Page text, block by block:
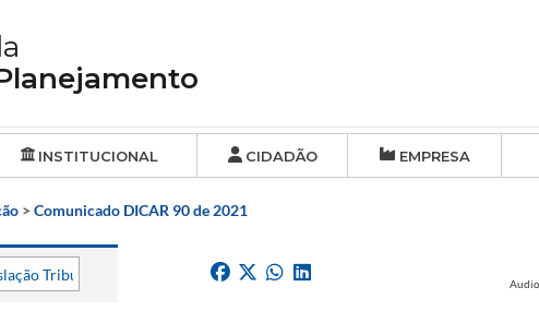
INSTITUCIONAL CIDADÃO EMPRESA
> Comunicado DICAR 90 de 2021